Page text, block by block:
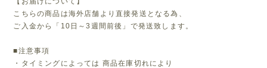
こちらの商品は海外店舗より直接発送となる為、
ご入金から「10日～3週間前後」で発送致します。
■注意事項
・タイミングによっては 商品在庫切れにより